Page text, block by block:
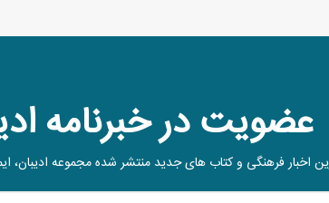
عضویت در خبرنامه
اخبار فرهنگی و کتاب های جدید منتشر شده مجموعه ادیبان،